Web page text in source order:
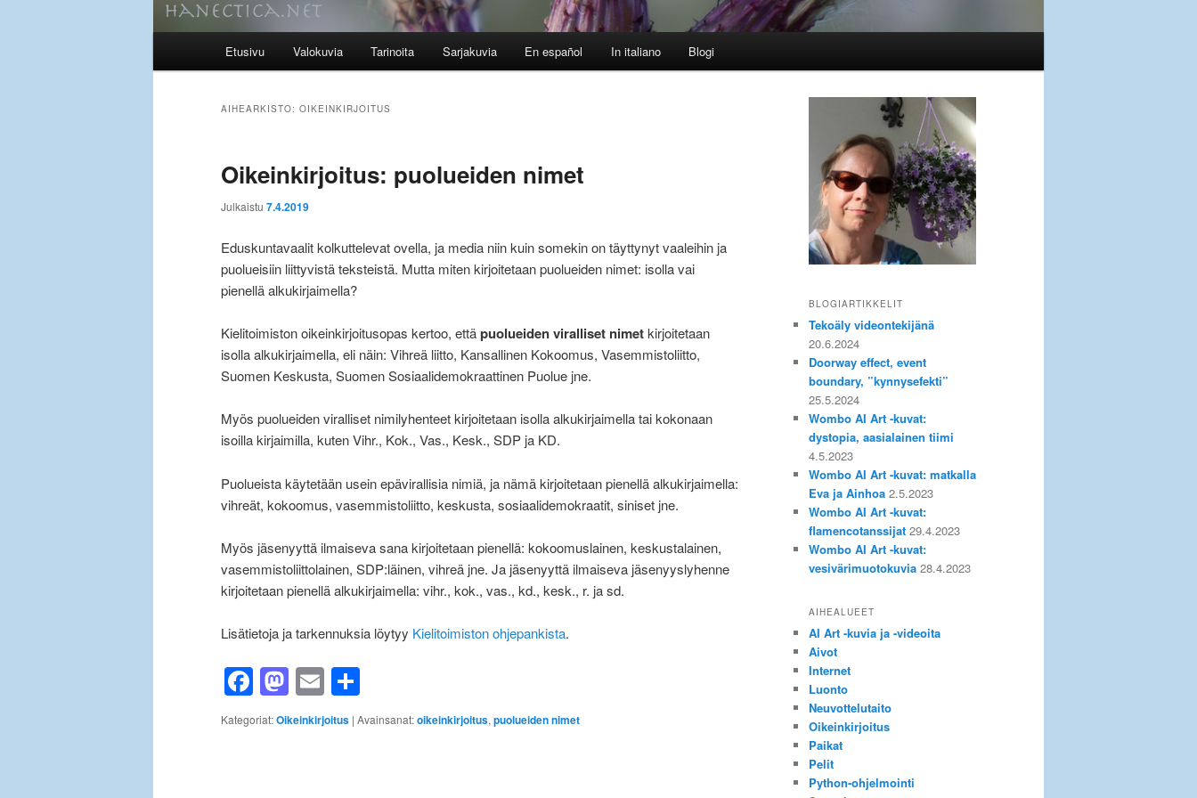
Etusivu Valokuvia Tarinoita Sarjakuvia En español In italiano Blogi
AIHEARKISTO: OIKEINKIRJOITUS
Oikeinkirjoitus: puolueiden nimet
Julkaistu 7.4.2019
Eduskuntavaalit kolkuttelevat ovella, ja media niin kuin somekin on täyttynyt vaaleihin ja
puolueisiin liittyvistä teksteistä. Mutta miten kirjoitetaan puolueiden nimet: isolla vai
pienellä alkukirjaimella?
Kielitoimiston oikeinkirjoitusopas kertoo, ettäpuolueiden viralliset nimetkirjoitetaan
isolla alkukirjaimella, eli näin: Vihreä liitto, Kansallinen Kokoomus, Vasemmistoliitto,
Suomen Keskusta, Suomen Sosiaalidemokraattinen Puolue jne.
Myös puolueiden viralliset nimilyhenteet kirjoitetaan isolla alkukirjaimella tai kokonaan
isoilla kirjaimilla, kuten Vihr., Kok., Vas., Kesk., SDP ja KD.
Puolueista käytetään usein epävirallisia nimiä, ja nämä kirjoitetaan pienellä alkukirjaimella:
vihreät, kokoomus, vasemmistoliitto, keskusta, sosiaalidemokraatit, siniset jne.
Myös jäsenyyttä ilmaiseva sana kirjoitetaan pienellä: kokoomuslainen, keskustalainen,
vasemmistoliittolainen, SDP:läinen, vihreä jne. Ja jäsenyyttä ilmaiseva jäsenyyslyhenne
kirjoitetaan pienellä alkukirjaimella: vihr., kok., vas., kd., kesk., r. ja sd.
Lisätietoja ja tarkennuksia löytyy Kielitoimiston ohjepankista.
Facebook
Mastodon
Email
Kategoriat:Oikeinkirjoitus | Avainsanat:oikeinkirjoitus, puolueiden nimet
BLOGIARTIKKELIT
Tekoäly videontekijänä
20.6.2024
Doorway effect, event
boundary, ”kynnysefekti”
25.5.2024
Wombo AI Art -kuvat:
dystopia, aasialainen tiimi
4.5.2023
Wombo AI Art -kuvat: matkalla
Eva ja Ainhoa 2.5.2023
Wombo AI Art -kuvat:
flamencotanssijat 29.4.2023
Wombo AI Art -kuvat:
vesivärimuotokuvia 28.4.2023
AIHEALUEET
AI Art -kuvia ja -videoita
Aivot
Internet
Luonto
Neuvottelutaito
Oikeinkirjoitus
Paikat
Pelit
Python-ohjelmointi